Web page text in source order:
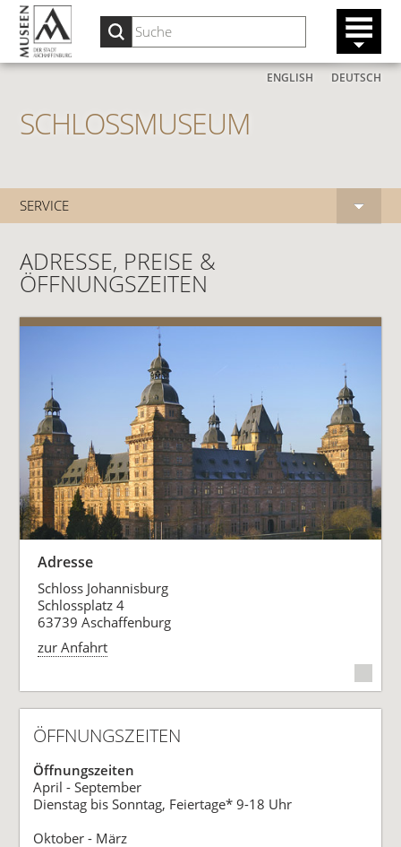
SCHLOSSMUSEUM
DEUTSCH
ENGLISH
SERVICE
ADRESSE, PREISE &
ÖFFNUNGSZEITEN
Adresse
Schloss Johannisburg
Schlossplatz 4
63739 Aschaffenburg
zur Anfahrt
ÖFFNUNGSZEITEN
Öffnungszeiten
April - September
Dienstag bis Sonntag, Feiertage* 9-18 Uhr
Oktober - März